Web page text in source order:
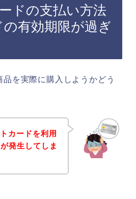
ドの支払い方法
有効期限が過ぎ
を実際に購入しようかどう
カードを利用
発生してしま